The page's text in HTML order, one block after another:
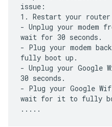
issue:
1. Restart your router
- Unplug your modem
wait for 30 seconds.
- Plug your modem
fully boot up.
- Unplug your
30 seconds.
- Plug your Google
wait for it to fully